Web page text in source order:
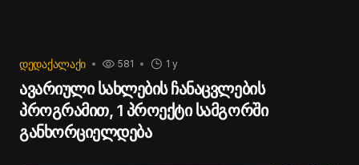
ᲓᲔᲓᲐᲥᲐᲚᲐᲥᲘ 1 y
581
ავარიული სახლების ჩანაცვლების
პროგრამით, 1 პროექტი სამგორში
განხორციელდება